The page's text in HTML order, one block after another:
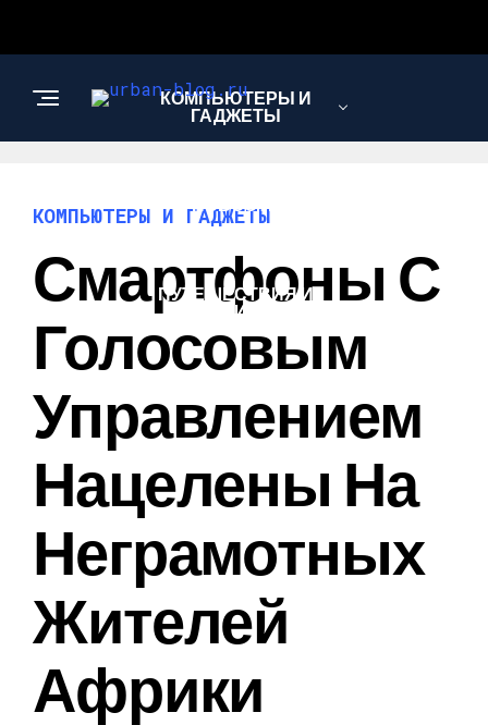
КОМПЬЮТЕРЫ И
ГАДЖЕТЫ
НОВОСТИ
ПУТЕШЕСТВИЯ И
ТУРИЗМ
КОМПЬЮТЕРЫ И ГАДЖЕТЫ
Смартфоны С
Голосовым
Управлением
Нацелены На
Неграмотных
Жителей
Африки